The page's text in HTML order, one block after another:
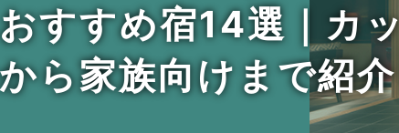
すすめ宿14選｜カッ
ら家族向けまで紹介